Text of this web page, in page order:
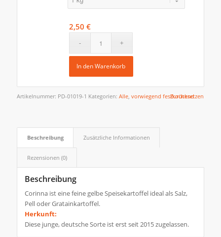
Zurücksetzen
2,50 €
In den Warenkorb
Artikelnummer: PD-01019-1 Kategorien: Alle, vorwiegend festkochend
Beschreibung Zusätzliche Informationen
Rezensionen (0)
Beschreibung
Corinna ist eine feine gelbe Speisekartoffel ideal als Salz,
Pell oder Gratainkartoffel.
Herkunft:
Diese junge, deutsche Sorte ist erst seit 2015 zugelassen.